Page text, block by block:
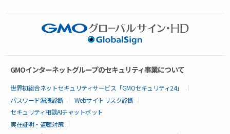
GMOインターネットグループのセキュリティ事業について
世界初総合ネットセキュリティサービス「GMOセキュリティ24」
パスワード漏洩診断
Webサイトリスク診断
セキュリティ相談AIチャットボット
実在証明・盗聴対策